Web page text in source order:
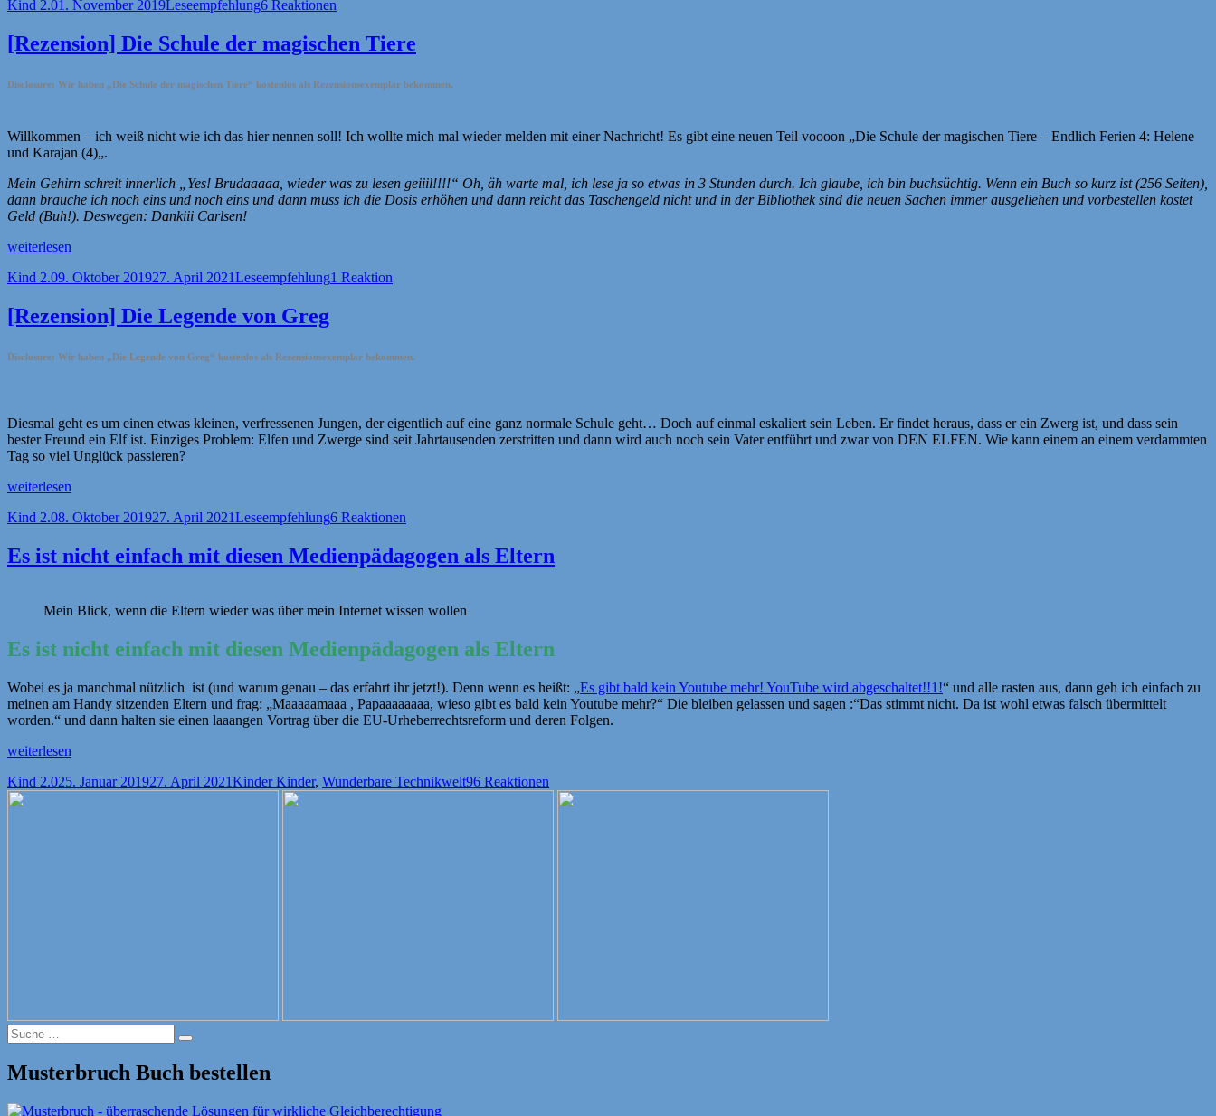
Welten-
Teil
II:
Licht
Autor
Kind 2.0Veröffentlicht
1. November 2019Kategorien
Leseempfehlung6 Reaktionen
[Rezension] Die Schule der magischen Tiere
Disclosure: Wir haben „Die Schule der magischen Tiere“ kostenlos als Rezensionsexemplar bekommen.
Willkommen – ich weiß nicht wie ich das hier nennen soll! Ich wollte mich mal wieder melden mit einer Nachricht! Es gibt eine neuen Teil voooon „Die Schule der magischen Tiere – Endlich Ferien 4: Helene
und Karajan (4)„.
Mein Gehirn schreit innerlich „Yes! Brudaaaaa, wieder was zu lesen geiiil!!!!“ Oh, äh warte mal, ich lese ja so etwas in 3 Stunden durch. Ich glaube, ich bin buchsüchtig. Wenn ein Buch so kurz ist (256 Seiten),
dann brauche ich noch eins und noch eins und dann muss ich die Dosis erhöhen und dann reicht das Taschengeld nicht und in der Bibliothek sind die neuen Sachen immer ausgeliehen und vorbestellen kostet
Geld (Buh!). Deswegen: Dankiii Carlsen!
„[Rezension]
Schule
magischen
Tiere“
weiterlesen
Autor
Kind 2.0Veröffentlicht
9. Oktober 201927. April 2021Kategorien
Leseempfehlung1 Reaktion
[Rezension] Die Legende von Greg
Disclosure: Wir haben „Die Legende von Greg“ kostenlos als Rezensionsexemplar bekommen.
Diesmal geht es um einen etwas kleinen, verfressenen Jungen, der eigentlich auf eine ganz normale Schule geht… Doch auf einmal eskaliert sein Leben. Er findet heraus, dass er ein Zwerg ist, und dass sein
bester Freund ein Elf ist. Einziges Problem: Elfen und Zwerge sind seit Jahrtausenden zerstritten und dann wird auch noch sein Vater entführt und zwar von DEN ELFEN. Wie kann einem an einem verdammten
Tag so viel Unglück passieren?
„[Rezension]
Legende
Greg“
weiterlesen
Autor
Kind 2.0Veröffentlicht
8. Oktober 201927. April 2021Kategorien
Leseempfehlung6 Reaktionen
Es ist nicht einfach mit diesen Medienpädagogen als Eltern
Mein Blick, wenn die Eltern wieder was über mein Internet wissen wollen
Es ist nicht einfach mit diesen Medienpädagogen als Eltern
Wobei es ja manchmal nützlich ist (und warum genau – das erfahrt ihr jetzt!). Denn wenn es heißt: „Es gibt bald kein Youtube mehr! YouTube wird abgeschaltet!!1!“ und alle rasten aus, dann geh ich einfach zu
meinen am Handy sitzenden Eltern und frag: „Maaaaamaaa , Papaaaaaaaa, wieso gibt es bald kein Youtube mehr?“ Die bleiben gelassen und sagen :“Das stimmt nicht. Da ist wohl etwas falsch übermittelt
worden.“ und dann halten sie einen laaangen Vortrag über die EU-Urheberrechtsreform und deren Folgen.
„Es
nicht
einfach
weiterlesen
Autor
Kind 2.0Veröffentlicht
25. Januar 201927. April 2021Kategorien
Kinder Kinder, Wunderbare Technikwelt96 Reaktionen
Suche
nach:
Suche
Musterbruch Buch bestellen